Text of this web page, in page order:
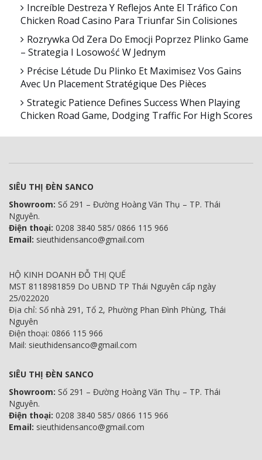
Increíble Destreza Y Reflejos Ante El Tráfico Con
Chicken Road Casino Para Triunfar Sin Colisiones
Rozrywka Od Zera Do Emocji Poprzez Plinko Game
– Strategia I Losowość W Jednym
Précise Létude Du Plinko Et Maximisez Vos Gains
Avec Un Placement Stratégique Des Pièces
Strategic Patience Defines Success When Playing
Chicken Road Game, Dodging Traffic For High Scores
SIÊU THỊ ĐÈN SANCO
Showroom: Số 291 – Đường Hoàng Văn Thụ – TP. Thái
Nguyên.
Điện thoại: 0208 3840 585/ 0866 115 966
Email: sieuthidensanco@gmail.com
HỘ KINH DOANH ĐỖ THỊ QUẾ
MST 8118981859 Do UBND TP Thái Nguyên cấp ngày
25/022020
Địa chỉ: Số nhà 291, Tổ 2, Phường Phan Đình Phùng, Thái
Nguyên
Điện thoại: 0866 115 966
Mail: sieuthidensanco@gmail.com
SIÊU THỊ ĐÈN SANCO
Showroom: Số 291 – Đường Hoàng Văn Thụ – TP. Thái
Nguyên.
Điện thoại: 0208 3840 585/ 0866 115 966
Email: sieuthidensanco@gmail.com